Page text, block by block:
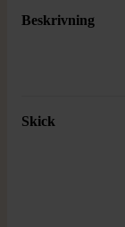
Beskrivning
Skick